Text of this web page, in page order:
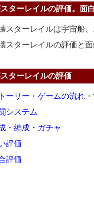
ターレイルの評価。面
スターレイルは宇宙船、
スターレイルの評価と面
ターレイルの評価
ーリー・ゲームの流れ
システム
・編成・ガチャ
評価
評価